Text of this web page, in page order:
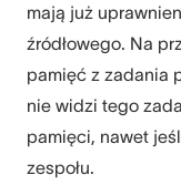
mają już
źródłowego. Na
pamięć z zadania
nie widzi tego
pamięci, nawet
zespołu.